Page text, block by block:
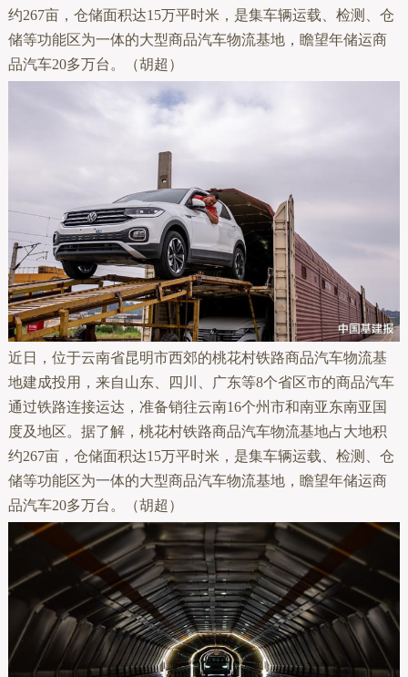
约267亩，仓储面积达15万平时米，是集车辆运载、检测、仓
储等功能区为一体的大型商品汽车物流基地，瞻望年储运商
品汽车20多万台。（胡超）
近日，位于云南省昆明市西郊的桃花村铁路商品汽车物流基
地建成投用，来自山东、四川、广东等8个省区市的商品汽车
通过铁路连接运达，准备销往云南16个州市和南亚东南亚国
度及地区。据了解，桃花村铁路商品汽车物流基地占大地积
约267亩，仓储面积达15万平时米，是集车辆运载、检测、仓
储等功能区为一体的大型商品汽车物流基地，瞻望年储运商
品汽车20多万台。（胡超）